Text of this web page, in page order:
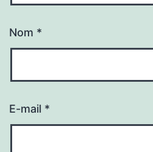
Nom *
E-mail *